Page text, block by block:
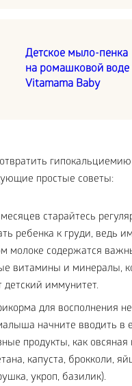
Детское мыло-пенка
на ромашковой воде
Vitamama Baby
простые советы:
старайтесь
ребенка к груди, ведь
молоке содержатся
витамины и минералы,
иммунитет.
для восполнения
начните вводить в
продукты, как овсяная
капуста, брокколи,
укроп, базилик).